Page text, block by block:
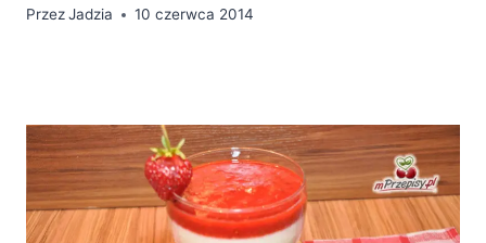
PrzezJadzia 10 czerwca 2014